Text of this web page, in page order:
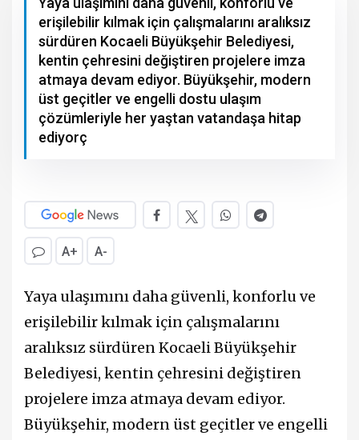
erişilebilir kılmak için çalışmalarını aralıksız
sürdüren Kocaeli Büyükşehir Belediyesi,
kentin çehresini değiştiren projelere imza
atmaya devam ediyor. Büyükşehir, modern
üst geçitler ve engelli dostu ulaşım
çözümleriyle her yaştan vatandaşa hitap
ediyorç
A+ A-
Yaya ulaşımını daha güvenli, konforlu ve
erişilebilir kılmak için çalışmalarını
aralıksız sürdüren Kocaeli Büyükşehir
Belediyesi, kentin çehresini değiştiren
projelere imza atmaya devam ediyor.
Büyükşehir, modern üst geçitler ve engelli